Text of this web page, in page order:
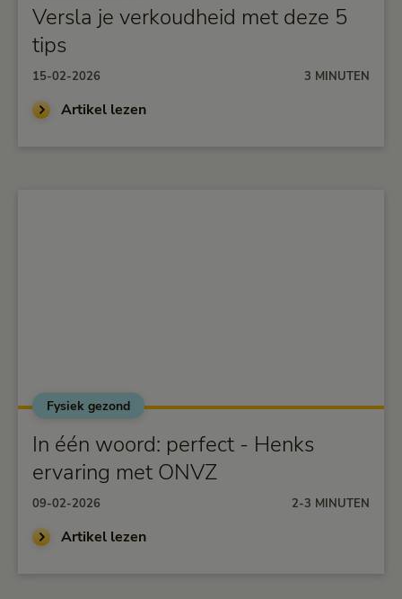
Versla je verkoudheid met deze 5
tips
15-02-2026 3 MINUTEN
Artikel lezen
alt="In één woord: perfect - Henks ervaring met
ONVZ">
Fysiek gezond
In één woord: perfect - Henks
ervaring met ONVZ
09-02-2026 2-3 MINUTEN
Artikel lezen